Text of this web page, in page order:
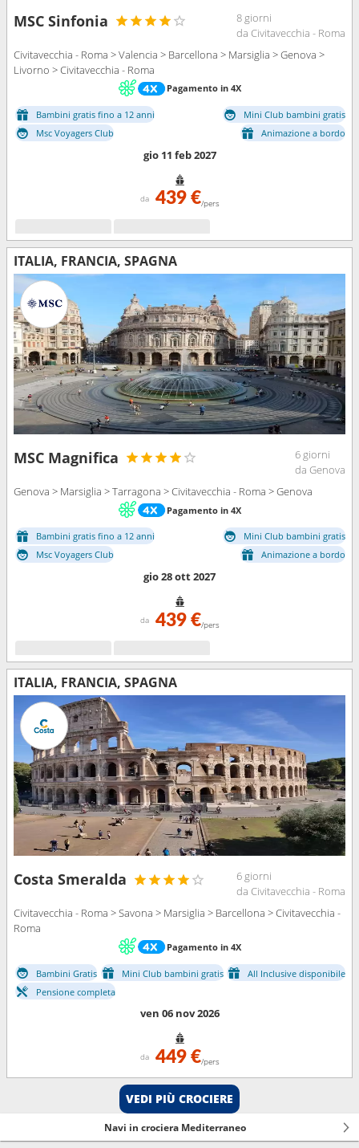
MSC Sinfonia
8 giorni
da Civitavecchia - Roma
Civitavecchia - Roma > Valencia > Barcellona > Marsiglia > Genova >
Livorno > Civitavecchia - Roma
Pagamento in 4X
Bambini gratis fino a 12 anni
Mini Club bambini gratis
Msc Voyagers Club
Animazione a bordo
gio 11 feb 2027
da 439 €/pers
ITALIA, FRANCIA, SPAGNA
MSC Magnifica
6 giorni
da Genova
Genova > Marsiglia > Tarragona > Civitavecchia - Roma > Genova
Pagamento in 4X
Bambini gratis fino a 12 anni
Mini Club bambini gratis
Msc Voyagers Club
Animazione a bordo
gio 28 ott 2027
da 439 €/pers
ITALIA, FRANCIA, SPAGNA
Costa Smeralda
6 giorni
da Civitavecchia - Roma
Civitavecchia - Roma > Savona > Marsiglia > Barcellona > Civitavecchia -
Roma
Pagamento in 4X
Bambini Gratis Mini Club bambini gratis
All Inclusive disponibile
Pensione completa
ven 06 nov 2026
da 449 €/pers
VEDI PIÙ CROCIERE
Navi in crociera Mediterraneo